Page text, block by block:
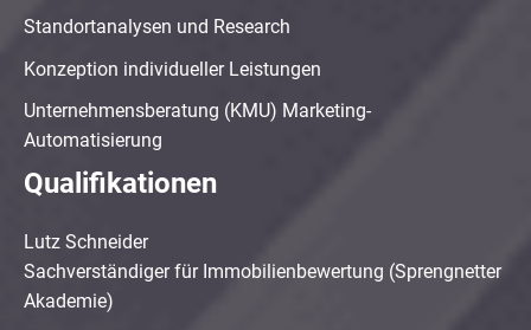
Standortanalysen und Research
Konzeption individueller Leistungen
Unternehmensberatung (KMU) Marketing-
Automatisierung
Qualifikationen
Lutz Schneider
Sachverständiger für Immobilienbewertung (Sprengnetter
Akademie)